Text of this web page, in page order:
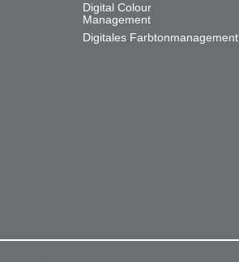
Digital Colour
Management
Digitales Farbtonmanagement